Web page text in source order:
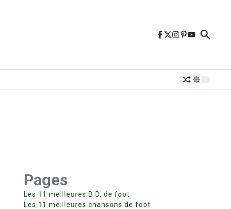
Pages
Les 11 meilleures B.D. de foot
Les 11 meilleures chansons de foot